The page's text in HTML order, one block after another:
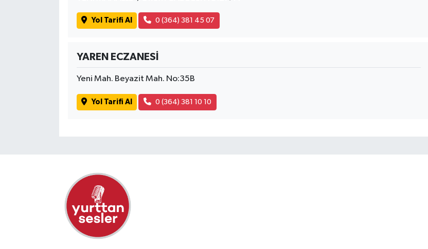
Yol Tarifi Al 0 (364) 381 45 07
YAREN ECZANESİ
Yeni Mah. Beyazit Mah. No:35B
Yol Tarifi Al 0 (364) 381 10 10